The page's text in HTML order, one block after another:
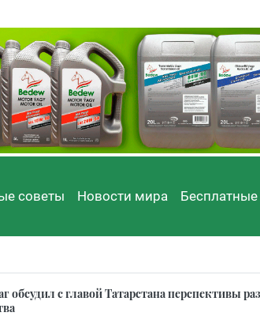
советы Новости мира
обсудил с главой Татарстана перспективы